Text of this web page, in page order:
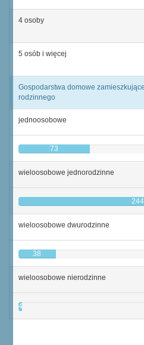
4 osoby
5 osób i więcej
Gospodarstwa domowe
rodzinnego
jednoosobowe
73
wieloosobowe jednorodzinne
244
wieloosobowe dwurodzinne
38
wieloosobowe nierodzinne
4